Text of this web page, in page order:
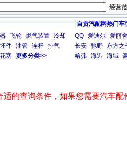
经营
飞轮 燃气装置 冷却
件 油管 连杆 排气
塞 更多分类>>
自贡汽配网热门车
QQ 爱迪尔 爱丽舍
长安 驰野 东方之
哈弗 海迅 海域
的查询条件，如果您需要汽车配